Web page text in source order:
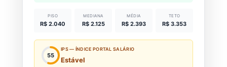
PISO
R$ 2.040
MEDIANA
R$ 2.125
MÉDIA
R$ 2.393
TETO
R$ 3.353
55
IPS — ÍNDICE PORTAL SALÁRIO
Estável